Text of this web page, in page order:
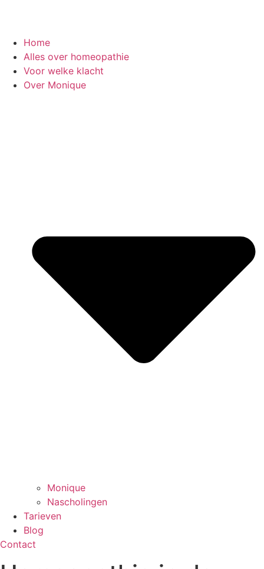
Home
Alles over homeopathie
Voor welke klacht
Over Monique
Monique
Nascholingen
Tarieven
Blog
Contact